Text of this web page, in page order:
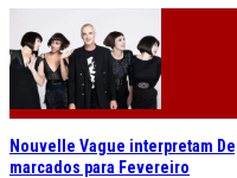
Nouvelle Vague interpretam
marcados para Fevereiro